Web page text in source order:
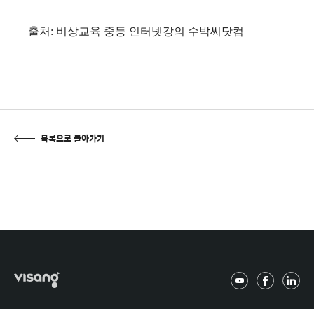
출처: 비상교육 중등 인터넷강의 수박씨닷컴
목록으로 돌아가기
유
페
링